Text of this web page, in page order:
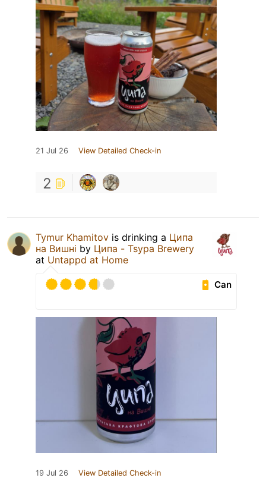
21 Jul 26 View Detailed Check-in
2
Tymur Khamitov is drinking a Ципа
на Вишні by Ципа - Tsypa Brewery
at Untappd at Home
Can
19 Jul 26 View Detailed Check-in